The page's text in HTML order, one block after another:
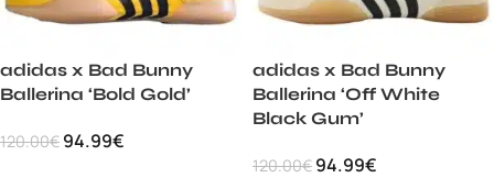
adidas x Bad Bunny
Ballerina ‘Bold Gold’
120.00€ 94.99€
adidas x Bad Bunny
Ballerina ‘Off White
Black Gum’
120.00€ 94.99€